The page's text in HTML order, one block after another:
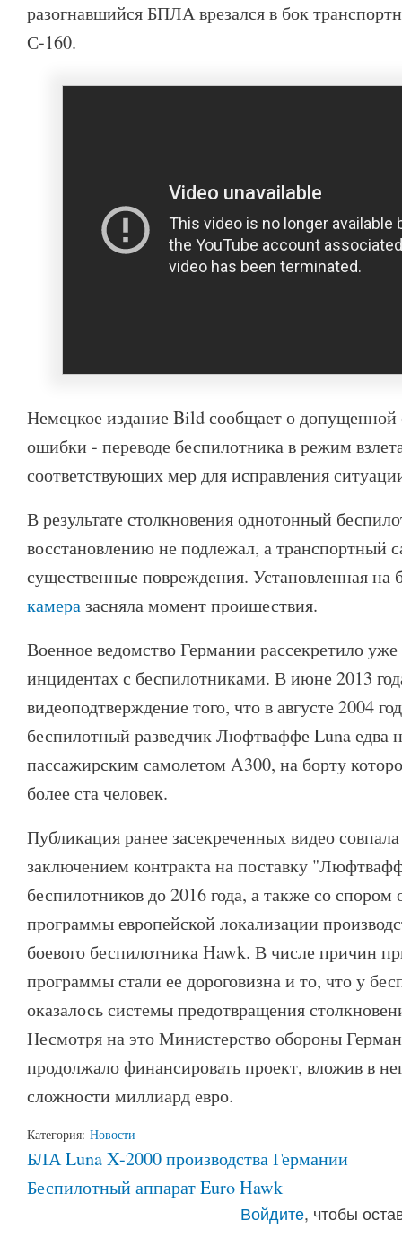
разогнавшийся БПЛА врезался в бок
С-160.
Немецкое издание Bild сообщает о
ошибки - переводе беспилотника в режим
соответствующих мер для исправления
В результате столкновения однотонный
восстановлению не подлежал, а транспортный
существенные повреждения. Установленная на
камеразасняла момент проишествия.
Военное ведомство Германии рассекретило уже
инцидентах с беспилотниками. В июне 2013
видеоподтверждение того, что в августе 2004
беспилотный разведчик Люфтваффе Luna едва
пассажирским самолетом A300, на борту
более ста человек.
Публикация ранее засекреченных видео
заключением контракта на поставку
беспилотников до 2016 года, а также со спором
программы европейской локализации
боевого беспилотника Hawk. В числе причин
программы стали ее дороговизна и то, что у
оказалось системы предотвращения
Несмотря на это Министерство обороны
продолжало финансировать проект, вложив в
сложности миллиард евро.
Категория: Новости
БЛА Luna X-2000 производства Германии
Беспилотный аппарат Euro Hawk
Войдите, чтобы